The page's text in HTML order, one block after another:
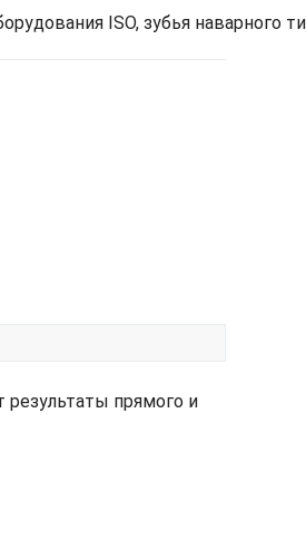
ISO, зубья наварного
прямого и